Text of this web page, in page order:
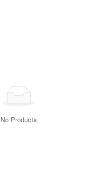
No Products